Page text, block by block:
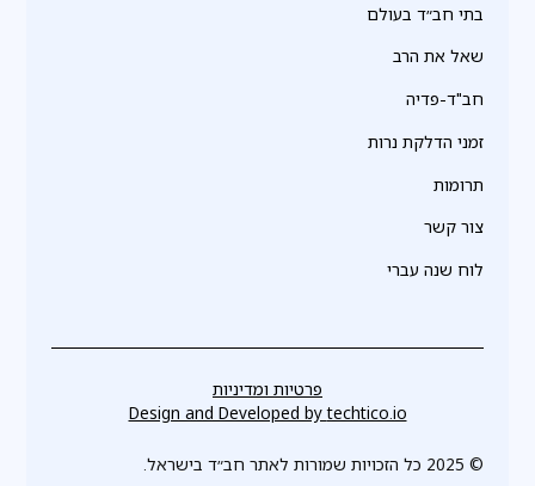
בתי חב״ד בעולם
שאל את הרב
חב"ד-פדיה
זמני הדלקת נרות
תרומות
צור קשר
לוח שנה עברי
© 2025 כל הזכויות שמורות לאתר חב״ד בישראל.
פרטיות ומדיניות
Design and Developed bytechtico.io